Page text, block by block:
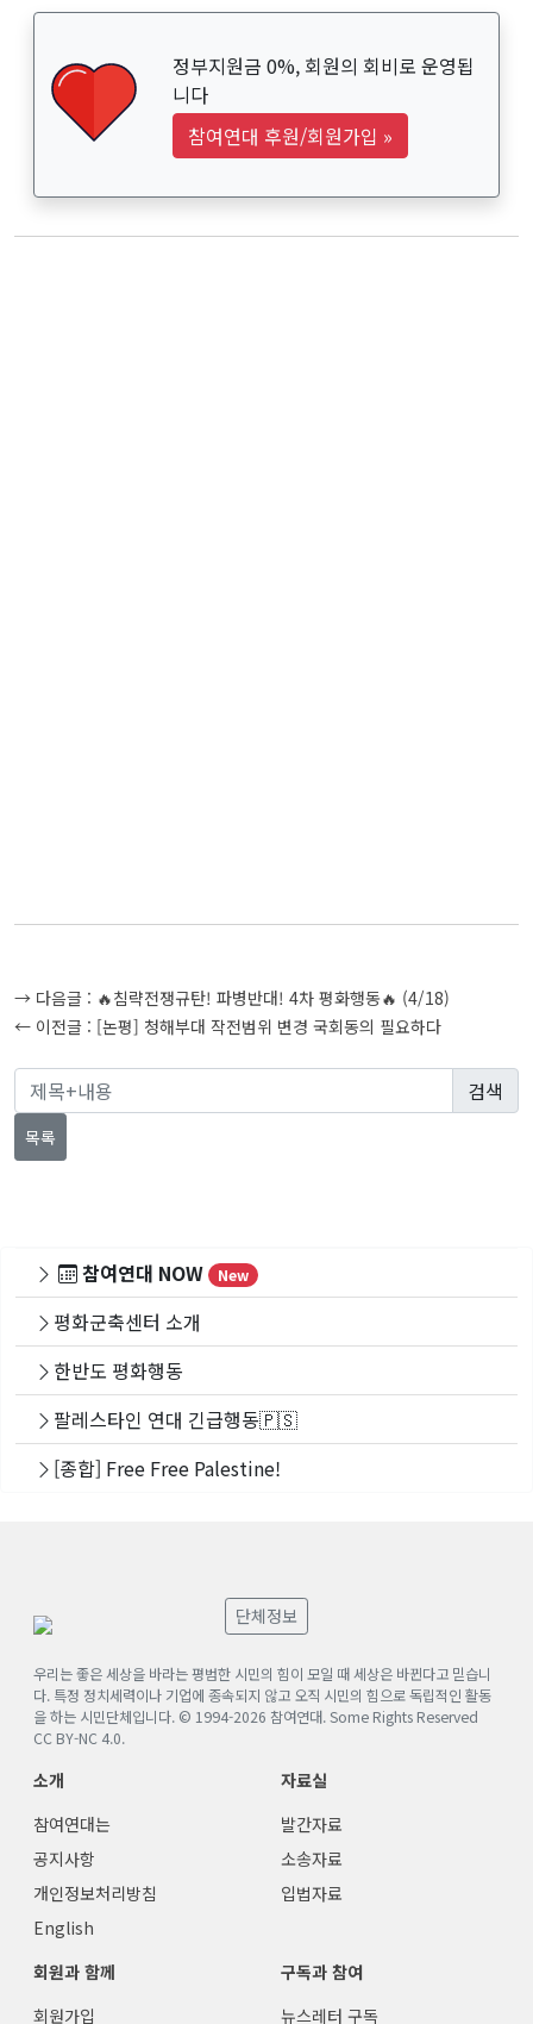
정부지원금 0%, 회원의 회비로 운영됩
니다
참여연대 후원/회원가입 »
글
탐
색
→ 다음글 : 🔥침략전쟁규탄! 파병반대! 4차 평화행동🔥 (4/18)
← 이전글 : [논평] 청해부대 작전범위 변경 국회동의 필요하다
목록
참여연대 NOW New
평화군축센터 소개
한반도 평화행동
팔레스타인 연대 긴급행동🇵🇸
[종합] Free Free Palestine!
단체정보
우리는 좋은 세상을 바라는 평범한 시민의 힘이 모일 때 세상은 바뀐다고 믿습니
다. 특정 정치세력이나 기업에 종속되지 않고 오직 시민의 힘으로 독립적인 활동
을 하는 시민단체입니다. © 1994-2026 참여연대. Some Rights Reserved
CC BY-NC 4.0.
소개
참여연대는
공지사항
개인정보처리방침
English
자료실
발간자료
소송자료
입법자료
회원과 함께
회원가입
구독과 참여
뉴스레터 구독